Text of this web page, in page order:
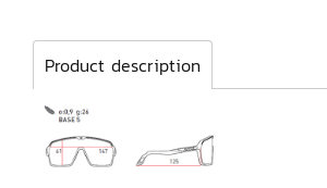
Product description